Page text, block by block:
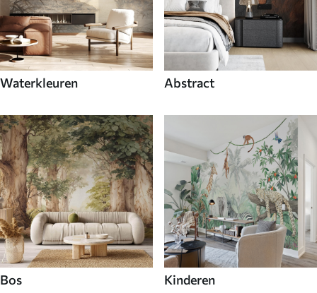
Waterkleuren Abstract
Bos Kinderen